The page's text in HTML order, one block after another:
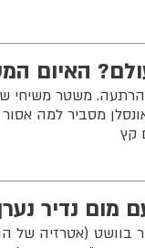
האיום
משטר משיחי
מסביר למה
קץ
מום נדיר
מום נדיר בוושט